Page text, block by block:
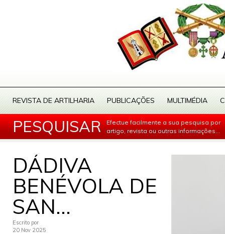
REVISTA DE ARTILHARIA PUBLICAÇÕES MULTIMÉDIA
PESQUISAR
Efectue facilmente a sua pesquisa por
artigo, revista ou outras informações...
DÁDIVA
BENÉVOLA DE
SAN...
Escrito por
20 Nov 2025